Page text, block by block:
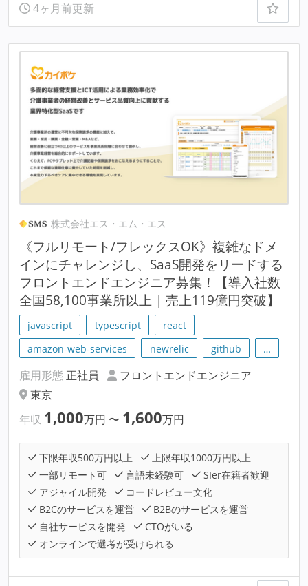
4ヶ月前更新
株式会社エス・エム・エス
《フルリモート/フレックスOK》複雑なドメ
インにチャレンジし、SaaS開発をリードする
フロントエンドエンジニア募集！【導入社数
全国58,100事業所以上 | 売上119億円突破】
javascript typescript
react
amazon-web-services
newrelic github …
雇用形態 正社員
フロントエンドエンジニア
東京
年収 1,000万円 〜 1,600万円
下限年収500万円以上
上限年収1000万円以上
一部リモート可
言語未経験可
SIer在籍者歓迎
アジャイル開発
コードレビュー文化
B2Cのサービスを運営
B2Bのサービスを運営
自社サービスを開発
CTOがいる
オンラインで選考が受けられる